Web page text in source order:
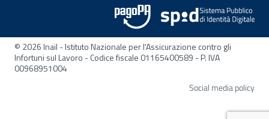
© 2026 Inail - Istituto Nazionale per l'Assicurazione contro gli
Infortuni sul Lavoro - Codice fiscale 01165400589 - P. IVA
00968951004
Social media policy